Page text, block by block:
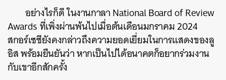
อย่างไรก็ดี ในงานกาลา National Board of Review
Awards ที่เพิ่งผ่านพ้นไปเมื่อต้นเดือนมกราคม 2024
สกอร์เซซียังคงกล่าวถึงความยอดเยี่ยมในการแสดงของลู
อิส พร้อมยืนยันว่า หากเป็นไปได้อนาคตก็อยากร่วมงาน
กับเขาอีกสักครั้ง